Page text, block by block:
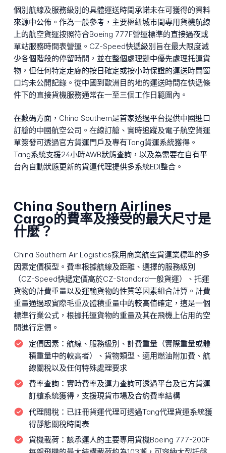
個別航線及服務級別的具體運送時間承諾未在可獲得的資料
來源中公佈。作為一般參考，主要樞紐城市間專用貨機航線
上的航空貨運按照符合Boeing 777F營運標準的直接過夜或
單站服務時間表營運。CZ-Speed快遞級別旨在最大限度減
少各個階段的停留時間，並在整個處理鏈中優先處理托運貨
物，但任何特定走廊的按日確定或按小時保證的運送時間窗
口均未公開記錄。從中國到歐洲目的地的運送時間在快遞條
件下的直接貨機服務通常在一至三個工作日範圍內。
在數碼方面，China Southern是首家透過平台提供中國進口
訂艙的中國航空公司。在線訂艙、實時追蹤及電子航空貨運
單簽發可透過官方貨運門戶及專有Tang貨運系統獲得。
Tang系統支援24小時AWB狀態查詢，以及為需要在自有平
台內自動狀態更新的貨運代理提供多系統EDI整合。
China Southern Airlines
Cargo的費率及接受的最大尺寸是
什麼？
China Southern Air Logistics採用商業航空貨運業標準的多
因素定價模型。費率根據航線及距離、選擇的服務級別
（CZ-Speed快遞定價高於CZ-Standard一般貨運）、托運
貨物的計費重量以及運輸貨物的性質等因素組合計算。計費
重量通過取實際毛重及體積重量中的較高值確定，這是一個
標準行業公式，根據托運貨物的重量及其在飛機上佔用的空
間進行定價。
定價因素： 航線、服務級別、計費重量（實際重量或體
積重量中的較高者）、貨物類型、適用燃油附加費、航
線關稅以及任何特殊處理要求
費率查詢： 實時費率及運力查詢可透過平台及官方貨運
訂艙系統獲得，支援現貨市場及合約費率結構
代理關稅： 已註冊貨運代理可透過Tang代理貨運系統獲
得靜態關稅時間表
貨機載荷： 該承運人的主要專用貨機Boeing 777-200F